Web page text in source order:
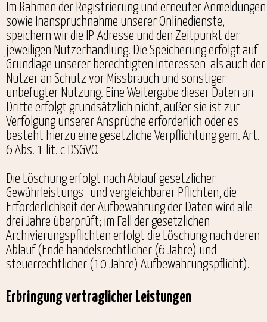
Im Rahmen der Registrierung und erneuter Anmeldungen
sowie Inanspruchnahme unserer Onlinedienste,
speichern wir die IP-Adresse und den Zeitpunkt der
jeweiligen Nutzerhandlung. Die Speicherung erfolgt auf
Grundlage unserer berechtigten Interessen, als auch der
Nutzer an Schutz vor Missbrauch und sonstiger
unbefugter Nutzung. Eine Weitergabe dieser Daten an
Dritte erfolgt grundsätzlich nicht, außer sie ist zur
Verfolgung unserer Ansprüche erforderlich oder es
besteht hierzu eine gesetzliche Verpflichtung gem. Art.
6 Abs. 1 lit. c DSGVO.
Die Löschung erfolgt nach Ablauf gesetzlicher
Gewährleistungs- und vergleichbarer Pflichten, die
Erforderlichkeit der Aufbewahrung der Daten wird alle
drei Jahre überprüft; im Fall der gesetzlichen
Archivierungspflichten erfolgt die Löschung nach deren
Ablauf (Ende handelsrechtlicher (6 Jahre) und
steuerrechtlicher (10 Jahre) Aufbewahrungspflicht).
Erbringung vertraglicher Leistungen